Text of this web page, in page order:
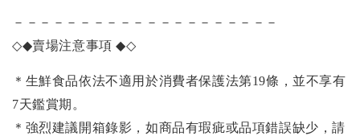
－－－－－－－－－－－－－－－－－－－－
◇◆賣場注意事項◆◇
＊生鮮食品依法不適用於消費者保護法第19條，並不享有
7天鑑賞期。
＊強烈建議開箱錄影，如商品有瑕疵或品項錯誤缺少，請